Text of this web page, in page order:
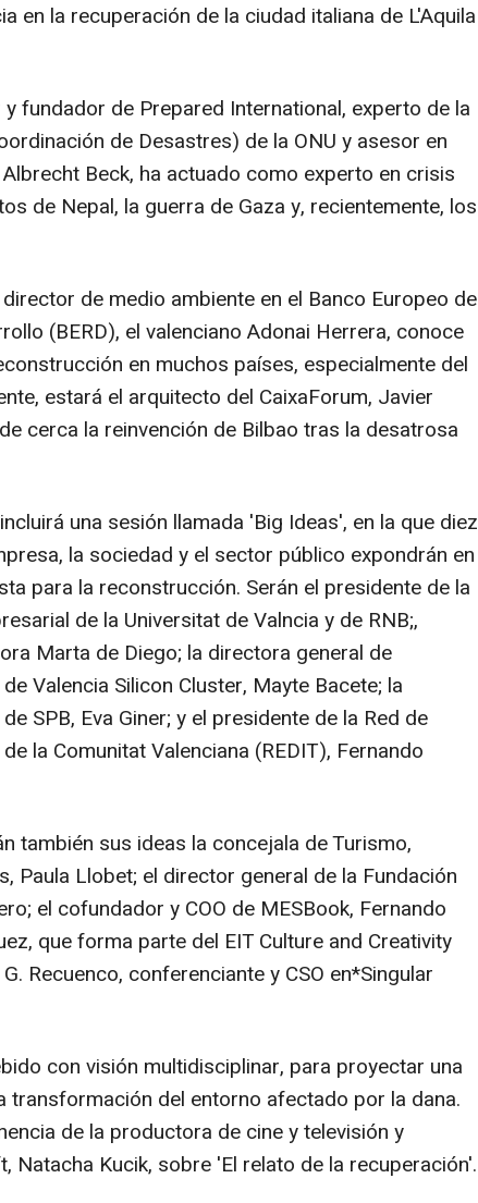
en la recuperación de la ciudad italiana de L'Aquila
fundador de Prepared International, experto de la
de Desastres) de la ONU y asesor en
Beck, ha actuado como experto en crisis
de Nepal, la guerra de Gaza y, recientemente, los
de medio ambiente en el Banco Europeo de
(BERD), el valenciano Adonai Herrera, conoce
en muchos países, especialmente del
estará el arquitecto del CaixaForum, Javier
cerca la reinvención de Bilbao tras la desatrosa
una sesión llamada 'Big Ideas', en la que diez
la sociedad y el sector público expondrán en
para la reconstrucción. Serán el presidente de la
de la Universitat de Valncia y de RNB;,
Marta de Diego; la directora general de
Valencia Silicon Cluster, Mayte Bacete; la
SPB, Eva Giner; y el presidente de la Red de
la Comunitat Valenciana (REDIT), Fernando
también sus ideas la concejala de Turismo,
Paula Llobet; el director general de la Fundación
el cofundador y COO de MESBook, Fernando
que forma parte del EIT Culture and Creativity
Recuenco, conferenciante y CSO en*Singular
con visión multidisciplinar, para proyectar una
transformación del entorno afectado por la dana.
de la productora de cine y televisión y
Natacha Kucik, sobre 'El relato de la recuperación'.